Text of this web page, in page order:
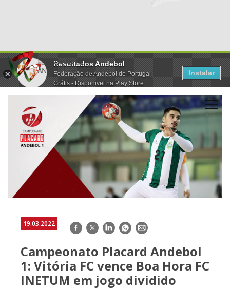
Resultados Andebol
Federação de Andebol de Portugal
Grátis - Disponivel na Play Store
Instalar
19.03.2022 Facebook
TwitterLinkedInWhatsApp
E-
Campeonato Placard Andebol
1: Vitória FC vence Boa Hora FC
INETUM em jogo dividido